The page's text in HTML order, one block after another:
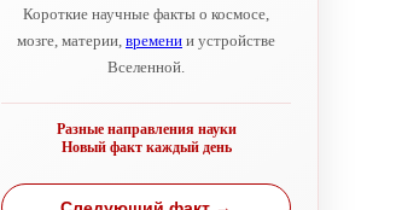
Короткие научные факты о космосе,
мозге, материи, времени и устройстве
Вселенной.
Разные направления науки
Новый факт каждый день